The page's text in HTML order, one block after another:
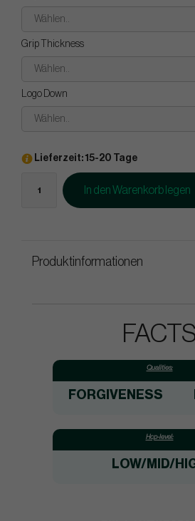
Wählen..
Grip Thickness
Wählen..
Logo Down
Wählen..
Lieferzeit: 15-20 Tage
In den Warenkorb legen
Produktinformationen
FACTS
Qualities:
FORGIVENESS
Hcp-level:
LOW/MID/